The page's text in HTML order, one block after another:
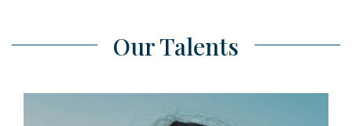
Our Talents